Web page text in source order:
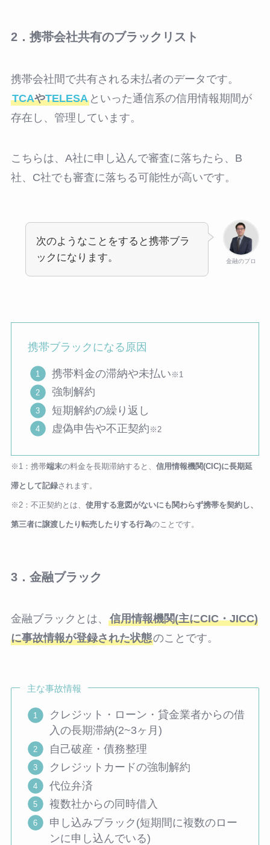
2．携帯会社共有のブラックリスト
携帯会社間で共有される未払者のデータです。
TCAやTELESAといった通信系の信用情報期間が
存在し、管理しています。
こちらは、A社に申し込んで審査に落ちたら、B
社、C社でも審査に落ちる可能性が高いです。
金融のプロ
次のようなことをすると携帯ブラ
ックになります。
携帯ブラックになる原因
携帯料金の滞納や未払い ※1
強制解約
短期解約の繰り返し
虚偽申告や不正契約 ※2
※1：携帯端末の料金を長期滞納すると、 信用情報機関(CIC)に長期延
滞として記録されます。
※2：不正契約とは、 使用する意図がないにも関わらず携帯を契約し、
第三者に譲渡したり転売したりする行為のことです。
3．金融ブラック
金融ブラックとは、 信用情報機関(主にCIC・JICC)
に事故情報が登録された状態のことです。
主な事故情報
クレジット・ローン・貸金業者からの借
入の長期滞納(2~3ヶ月)
自己破産・債務整理
クレジットカードの強制解約
代位弁済
複数社からの同時借入
申し込みブラック(短期間に複数のロー
ンに申し込んでいる)